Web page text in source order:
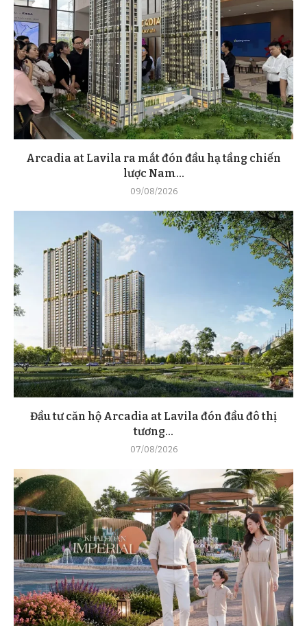
Arcadia at Lavila ra mắt đón đầu hạ tầng chiến
lược Nam...
09/08/2026
Đầu tư căn hộ Arcadia at Lavila đón đầu đô thị
tương...
07/08/2026